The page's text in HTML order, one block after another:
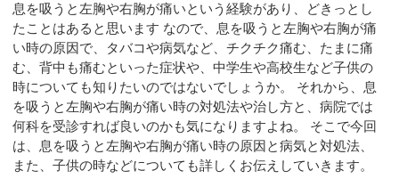
息を吸うと左胸や右胸が痛いという経験があり、どきっとし
たことはあると思います なので、息を吸うと左胸や右胸が痛
い時の原因で、タバコや病気など、チクチク痛む、たまに痛
む、背中も痛むといった症状や、中学生や高校生など子供の
時についても知りたいのではないでしょうか。 それから、息
を吸うと左胸や右胸が痛い時の対処法や治し方と、病院では
何科を受診すれば良いのかも気になりますよね。 そこで今回
は、息を吸うと左胸や右胸が痛い時の原因と病気と対処法、
また、子供の時などについても詳しくお伝えしていきます。